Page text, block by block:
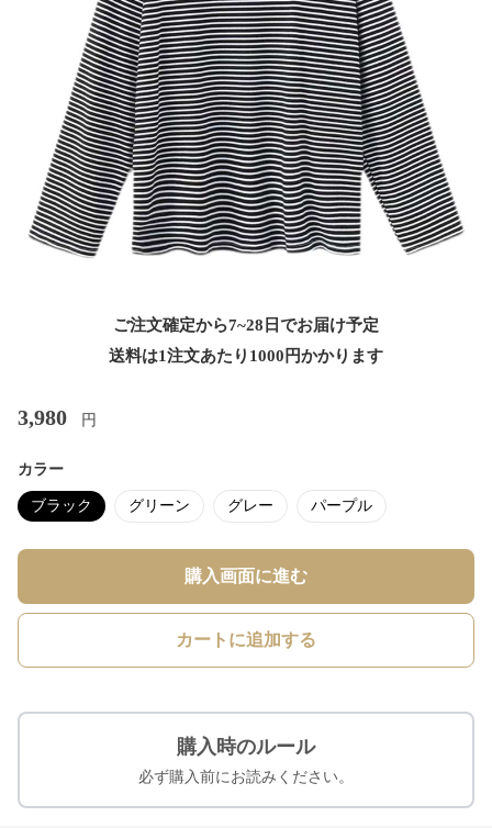
ご注文確定から7~28日でお届け予定
送料は1注文あたり 1000 円かかります
3,980 円
カラー
ブラック グリーン グレー パープル
購入画面に進む
カートに追加する
購入時のルール
必ず購入前にお読みください。